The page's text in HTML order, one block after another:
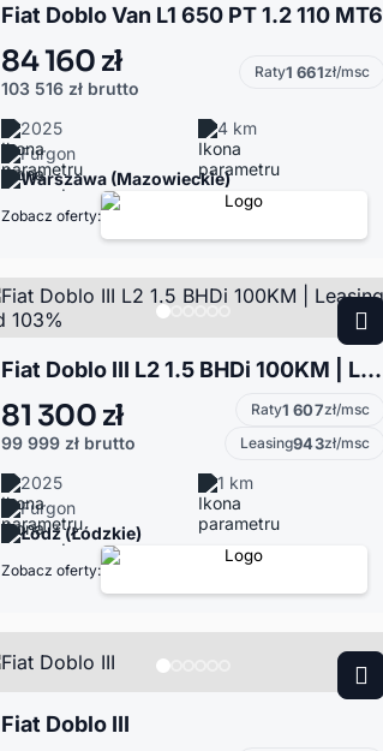
Fiat Doblo Van L1 650 PT 1.2 110 MT6
84 160 zł
103 516 zł brutto
Raty1 661zł/msc
2025
4 km
Furgon
Warszawa (Mazowieckie)
Zobacz oferty:
Fiat Doblo III L2 1.5 BHDi 100KM | Leasing od 103%
81 300 zł
99 999 zł brutto
Raty1 607zł/msc
Leasing943zł/msc
2025
1 km
Furgon
Łódź (Łódzkie)
Zobacz oferty:
Fiat Doblo III